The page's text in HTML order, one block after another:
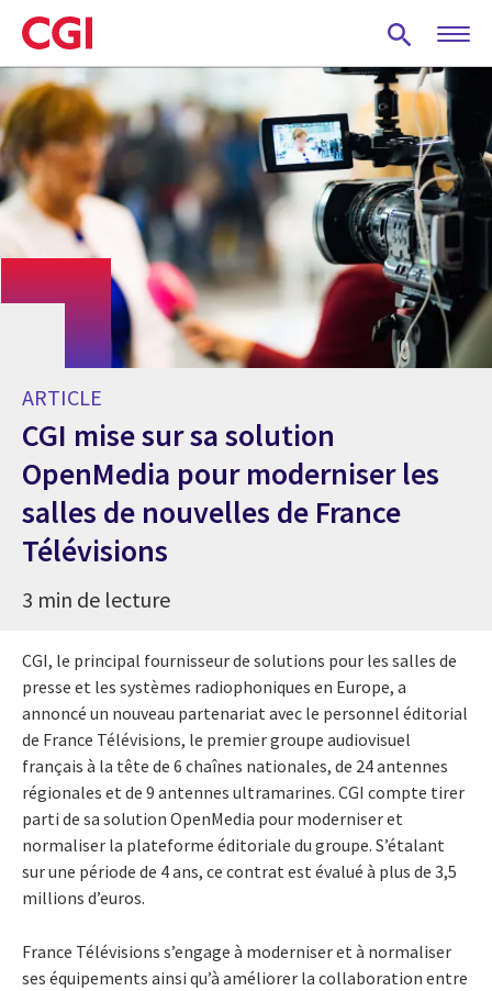
Skip
to
main
content
ARTICLE
CGI mise sur sa solution
OpenMedia pour moderniser les
salles de nouvelles de France
Télévisions
3 min de lecture
CGI, le principal fournisseur de solutions pour les salles de
presse et les systèmes radiophoniques en Europe, a
annoncé un nouveau partenariat avec le personnel éditorial
de France Télévisions, le premier groupe audiovisuel
français à la tête de 6 chaînes nationales, de 24 antennes
régionales et de 9 antennes ultramarines. CGI compte tirer
parti de sa solution OpenMedia pour moderniser et
normaliser la plateforme éditoriale du groupe. S’étalant
sur une période de 4 ans, ce contrat est évalué à plus de 3,5
millions d’euros.
France Télévisions s’engage à moderniser et à normaliser
ses équipements ainsi qu’à améliorer la collaboration entre